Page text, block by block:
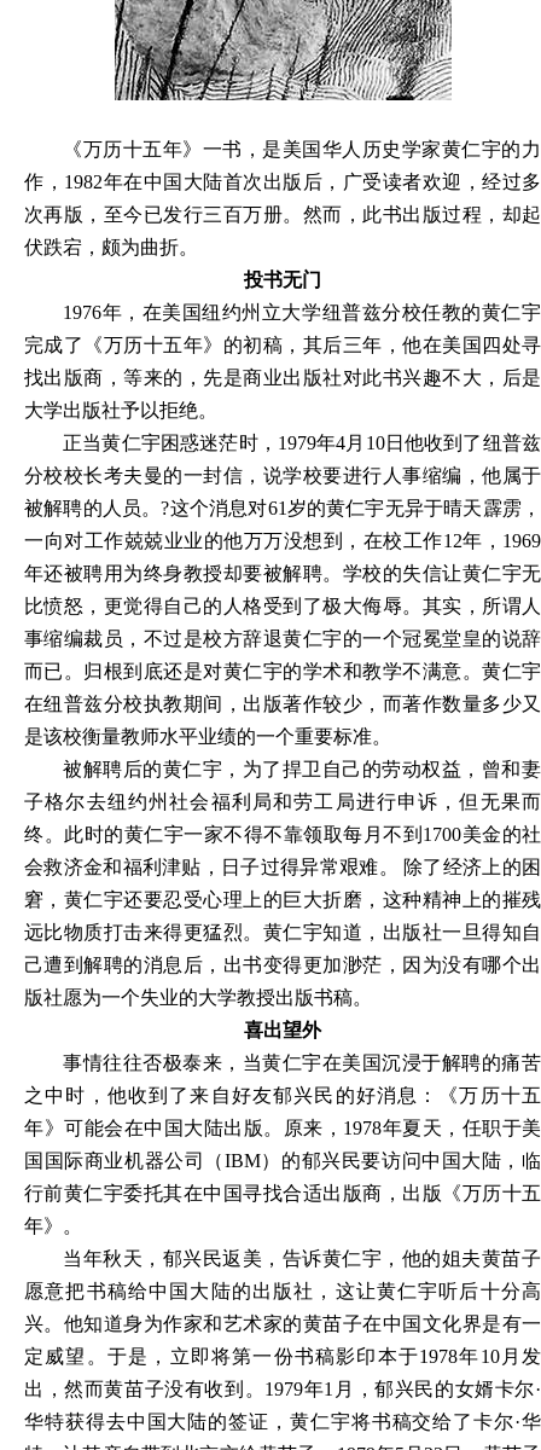
《万历十五年》一书，是美国华人历史学家黄仁宇的力
作，1982年在中国大陆首次出版后，广受读者欢迎，经过多
次再版，至今已发行三百万册。然而，此书出版过程，却起
伏跌宕，颇为曲折。
投书无门
1976年，在美国纽约州立大学纽普兹分校任教的黄仁宇
完成了《万历十五年》的初稿，其后三年，他在美国四处寻
找出版商，等来的，先是商业出版社对此书兴趣不大，后是
大学出版社予以拒绝。
正当黄仁宇困惑迷茫时，1979年4月10日他收到了纽普兹
分校校长考夫曼的一封信，说学校要进行人事缩编，他属于
被解聘的人员。?这个消息对61岁的黄仁宇无异于晴天霹雳，
一向对工作兢兢业业的他万万没想到，在校工作12年，1969
年还被聘用为终身教授却要被解聘。学校的失信让黄仁宇无
比愤怒，更觉得自己的人格受到了极大侮辱。其实，所谓人
事缩编裁员，不过是校方辞退黄仁宇的一个冠冕堂皇的说辞
而已。归根到底还是对黄仁宇的学术和教学不满意。黄仁宇
在纽普兹分校执教期间，出版著作较少，而著作数量多少又
是该校衡量教师水平业绩的一个重要标准。
被解聘后的黄仁宇，为了捍卫自己的劳动权益，曾和妻
子格尔去纽约州社会福利局和劳工局进行申诉，但无果而
终。此时的黄仁宇一家不得不靠领取每月不到1700美金的社
会救济金和福利津贴，日子过得异常艰难。 除了经济上的困
窘，黄仁宇还要忍受心理上的巨大折磨，这种精神上的摧残
远比物质打击来得更猛烈。黄仁宇知道，出版社一旦得知自
己遭到解聘的消息后，出书变得更加渺茫，因为没有哪个出
版社愿为一个失业的大学教授出版书稿。
喜出望外
事情往往否极泰来，当黄仁宇在美国沉浸于解聘的痛苦
之中时，他收到了来自好友郁兴民的好消息：《万历十五
年》可能会在中国大陆出版。原来，1978年夏天，任职于美
国国际商业机器公司（IBM）的郁兴民要访问中国大陆，临
行前黄仁宇委托其在中国寻找合适出版商，出版《万历十五
年》。
当年秋天，郁兴民返美，告诉黄仁宇，他的姐夫黄苗子
愿意把书稿给中国大陆的出版社，这让黄仁宇听后十分高
兴。他知道身为作家和艺术家的黄苗子在中国文化界是有一
定威望。于是，立即将第一份书稿影印本于1978年10月发
出，然而黄苗子没有收到。1979年1月，郁兴民的女婿卡尔·
华特获得去中国大陆的签证，黄仁宇将书稿交给了卡尔·华